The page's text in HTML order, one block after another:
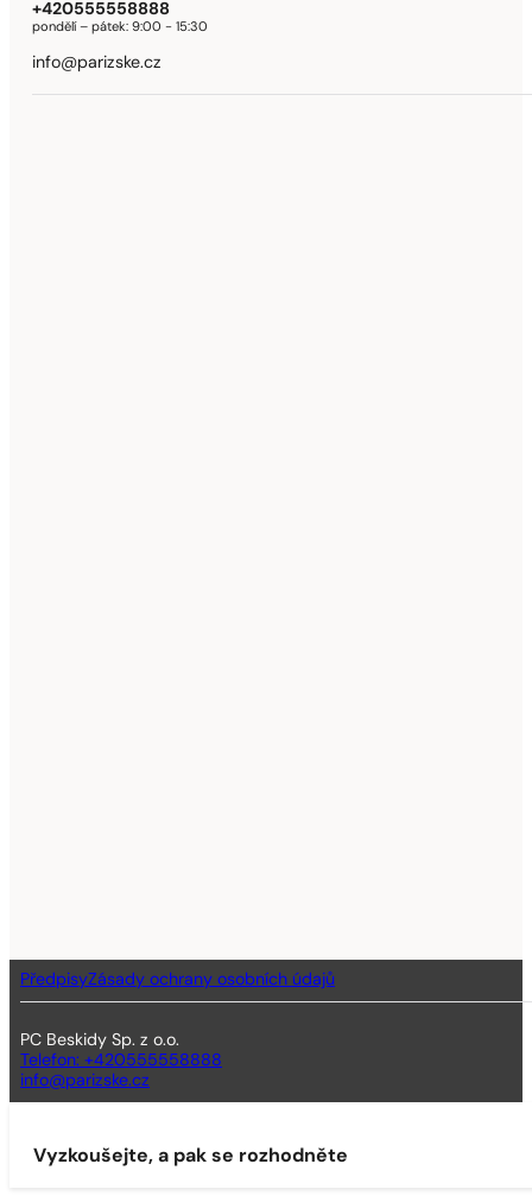
+420555558888
pondělí – pátek:9:00 - 15:30
info@parizske.cz
PředpisyZásady ochrany osobních údajů
PC Beskidy Sp. z o.o.
Telefon: +420555558888
info@parizske.cz
Vyzkoušejte, a pak se rozhodněte